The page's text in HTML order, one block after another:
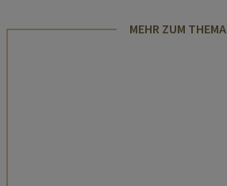
MEHR ZUM THEMA